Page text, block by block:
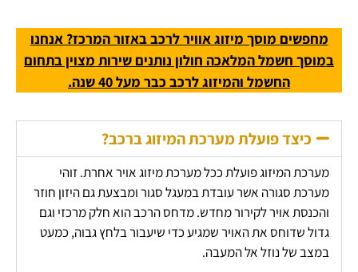
מחפשים מוסך מיזוג אוויר לרכב באזור המרכז? אנחנו
במוסך חשמל המלאכה חולון נותנים שירות מצוין בתחום
החשמל והמיזוג לרכב כבר מעל 40 שנה.
כיצד פועלת מערכת המיזוג ברכב?
מערכת המיזוג פועלת ככל מערכת מיזוג אויר אחרת. זוהי
מערכת סגורה אשר עובדת במעגל סגור ומבצעת גם היזון חוזר
והכנסת אויר לקירור מחדש. מדחס הרכב הוא חלק מרכזי וגם
גדול שדוחס את האויר שמגיע כדי שיעבור בלחץ גבוה, כמעט
במצב של נוזל אל המעבה.